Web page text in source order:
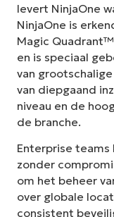
levert NinjaOne
NinjaOne is
Magic
en is speciaal
van
van diepgaand
niveau en de
de branche.
Enterprise teams
zonder
om het beheer
over globale
consistent